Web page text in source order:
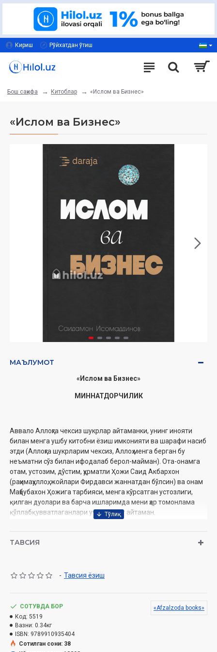
Кириш Рўйхатдан ўтиш
Бош саҳифа Китоблар «Ислом ва Бизнес»
«Ислом ва Бизнес»
МАЪЛУМОТ
«Ислом ва Бизнес»
МИННАТДОРЧИЛИК
Аввало Аллоҳга чексиз шукрлар айтаманки, унинг инояти
билан менга ушбу китобни ёзиш имконияти ва шарафи насиб
этди (Аллоҳга шукрларим чексиз, Аллоҳ менга берган бу
неъматни сўз билан ифодалаб берол-майман). Ота-онамга
отам, устозим, дўстим, ҳурматли Ҳожи Саид Акбархон
(раҳимаҳуллоҳ, жойлари Фирдавси жаннатдан бўлсин) ва онам
Маҳбубахон Ҳожига тарбияси, менга кўрсатган устозлиги,
қилган дуолари ва барча ишларимда мени ҳар томонлама
қўллабқувватлаганлари учун раҳмат айтаман.
миннатдорчилик билдираман, унинг ёрдами ва сабр билан
барча ходимларига меҳнатлари, қўллаб-қувватлашлари,
айтилган сўзларга мос бўлиб кўз ўнгимда турди. Бу китобнинг
ҳар бир бобини бошлар эканман, мен ҳақиқий бизнесда Қодир
Аллоҳ инъом этган амалий ишлар ва унинг натижаларидан
илҳом олиб келдим.
ТАВСИЯ
- Тавсия ёзиш
СОТУВДА БОР
Код: 5519
Вазни: 0.34кг
ISBN: 9789910935404
«Afzalzoda books»
Сотилган сони: 38